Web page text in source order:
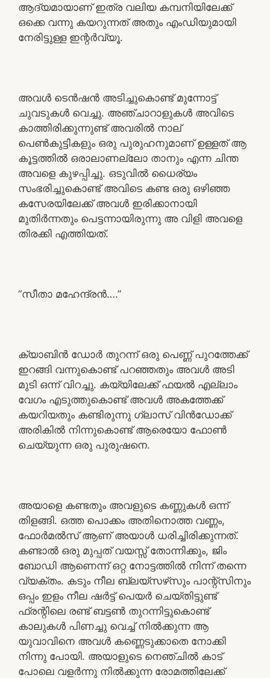
ആദ്യമായാണ് ഇത്ര വലിയ കമ്പനിയിലേക്ക്
ഒക്കെ വന്നു കയറുന്നത് അതും എംഡിയുമായി
നേരിട്ടുള്ള ഇന്റർവ്യൂ.
അവൾ ടെൻഷൻ അടിച്ചുകൊണ്ട് മുന്നോട്ട്
ചുവടുകൾ വെച്ചു. അഞ്ചാറാളുകൾ അവിടെ
കാത്തിരിക്കുന്നുണ്ട് അവരിൽ നാല്
പെൺകുട്ടികളും ഒരു പുരുഹനുമാണ് ഉള്ളത് ആ
കൂട്ടത്തിൽ ഒരാലാണല്ലോ താനും എന്ന ചിന്ത
അവളെ കുഴപ്പിച്ചു. ഒടുവിൽ ധൈര്യം
സംഭരിച്ചുകൊണ്ട് അവിടെ കണ്ട ഒരു ഒഴിഞ്ഞ
കസേരയിലേക്ക് അവൾ ഇരിക്കാനായി
മുതിർന്നതും പെട്ടന്നായിരുന്നു അ വിളി അവളെ
തിരക്കി എത്തിയത്.
“സീതാ മഹേന്ദ്രൻ….”
ക്യാബിൻ ഡോർ തുറന്ന് ഒരു പെണ്ണ് പുറത്തേക്ക്
ഇറങ്ങി വന്നുകൊണ്ട് പറഞ്ഞതും അവൾ അടി
മുടി ഒന്ന് വിറച്ചു. കയ്യിലേക്ക് ഫയൽ എല്ലാം
വേഗം എടുത്തുകൊണ്ട് അവൾ അകത്തേക്ക്
കയറിയതും കണ്ടിരുന്നു ഗ്ലാസ്‌ വിൻഡോക്ക്
അരികിൽ നിന്നുകൊണ്ട് ആരെയോ ഫോൺ
ചെയ്യുന്ന ഒരു പുരുഷനെ.
അയാളെ കണ്ടതും അവളുടെ കണ്ണുകൾ ഒന്ന്
തിളങ്ങി. ഒത്ത പൊക്കം അതിനൊത്ത വണ്ണം,
ഫോർമൽസ് ആണ് അയാൾ ധരിച്ചിരിക്കുന്നത്.
കണ്ടാൽ ഒരു മുപ്പത് വയസ്സ് തോന്നിക്കും, ജിം
ബോഡി ആണെന്ന് ഒറ്റ നോട്ടത്തിൽ നിന്ന് തന്നെ
വ്യക്തം. കടും നീല ബ്ലയ്സഴ്‌സും പാന്റ്സിനും
ഒപ്പം ഇളം നീല ഷർട്ട്‌ പെയർ ചെയ്തിട്ടുണ്ട്
ഫ്രന്റിലെ രണ്ട് ബട്ടൺ തുറന്നിട്ടുകൊണ്ട്
കാലുകൾ പിണച്ചു വെച്ച് നിൽക്കുന്ന ആ
യുവാവിനെ അവൾ കണ്ണെടുക്കാതെ നോക്കി
നിന്നു പോയി. അയാളുടെ നെഞ്ചിൽ കാട്
പോലെ വളർന്നു നിൽക്കുന്ന രോമത്തിലേക്ക്